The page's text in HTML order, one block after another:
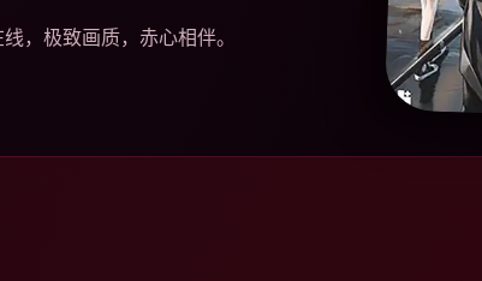
，极致画质，赤心相伴。